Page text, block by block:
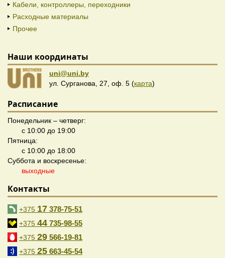
Кабели, контроллеры, переходники
Расходные материалы
Прочее
Наши координаты
uni@uni.by
ул. Сурганова, 27, оф. 5 (карта)
Расписание
Понедельник – четверг:
с 10:00 до 19:00
Пятница:
с 10:00 до 18:00
Суббота и воскресенье:
выходные
Контакты
+375 17 378-75-51
+375 44 735-98-55
+375 29 566-19-81
+375 25 663-45-54